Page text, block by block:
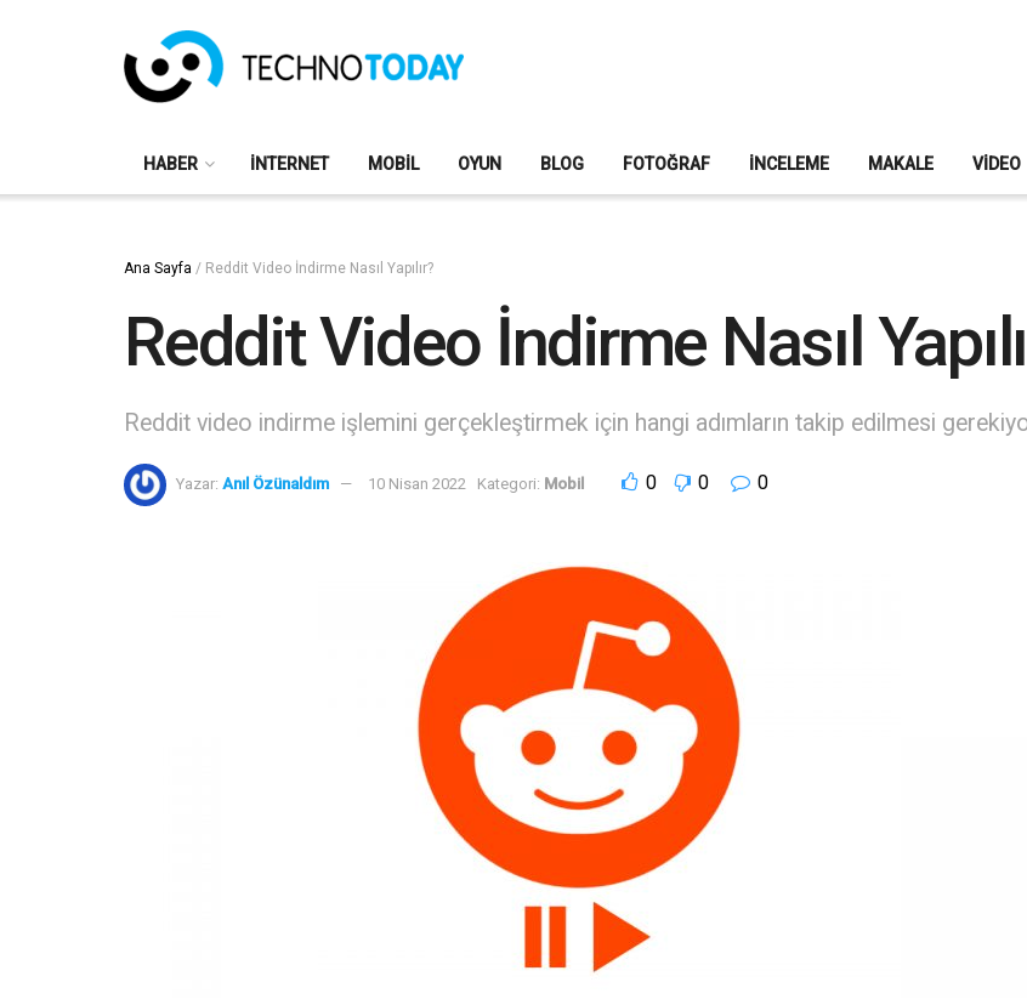
HABER İNTERNET MOBIL OYUN BLOG FOTOĞRAF İNCELEME MAKALE VIDEO
Ana Sayfa / Reddit Video İndirme Nasıl Yapılır?
Reddit Video İndirme Nasıl
Reddit video indirme işlemini gerçekleştirmek için hangi adımların takip edilmesi
Yazar: Anıl Özünaldım 10 Nisan 2022 Kategori: Mobil 0 0 0